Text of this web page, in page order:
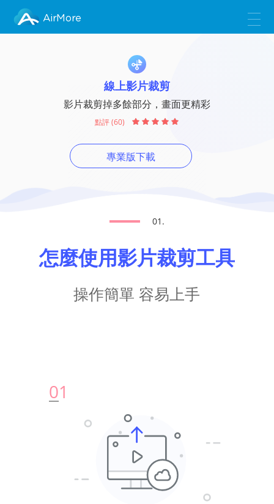
AirMore
線上影片裁剪
影片裁剪掉多餘部分，畫面更精彩
點評 (60)
專業版下載
01.
怎麼使用影片裁剪工具
操作簡單 容易上手
01